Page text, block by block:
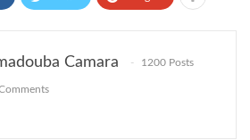
Camara 1200 Posts